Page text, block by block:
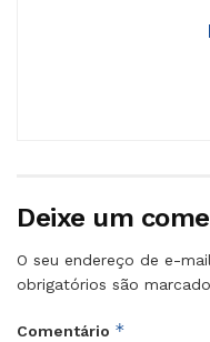
Deixe um
O seu endereço de e-
obrigatórios são
Comentário *